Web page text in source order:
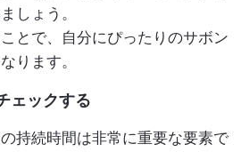
しょう。
とで、自分にぴったりのサボン
ります。
ェックする
持続時間は非常に重要な要素で